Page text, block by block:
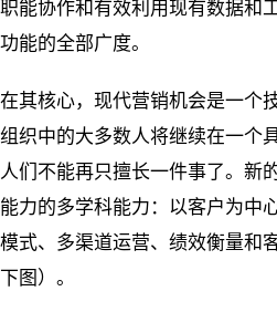
职能协作和有效利用现有数据和
功能的全部广度。
在其核心，现代营销机会是一个
组织中的大多数人将继续在一个
人们不能再只擅长一件事了。新
能力的多学科能力：以客户为中
模式、多渠道运营、绩效衡量和
下图）。